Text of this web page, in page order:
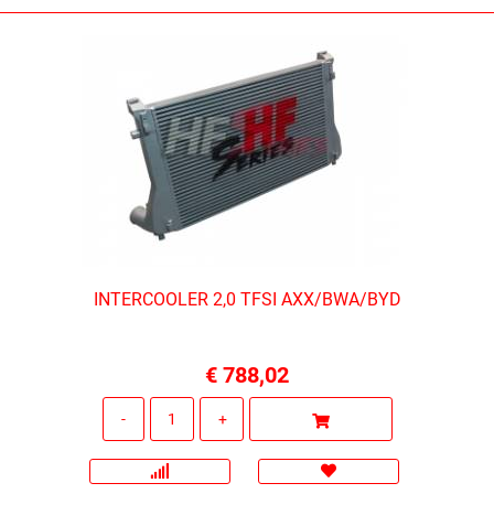
INTERCOOLER 2,0 TFSI AXX/BWA/BYD
€ 788,02